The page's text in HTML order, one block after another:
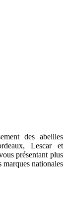
des abeilles
Lescar et
présentant plus
marques nationales